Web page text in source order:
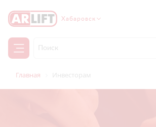
Хабаровск
Главная Инвесторам